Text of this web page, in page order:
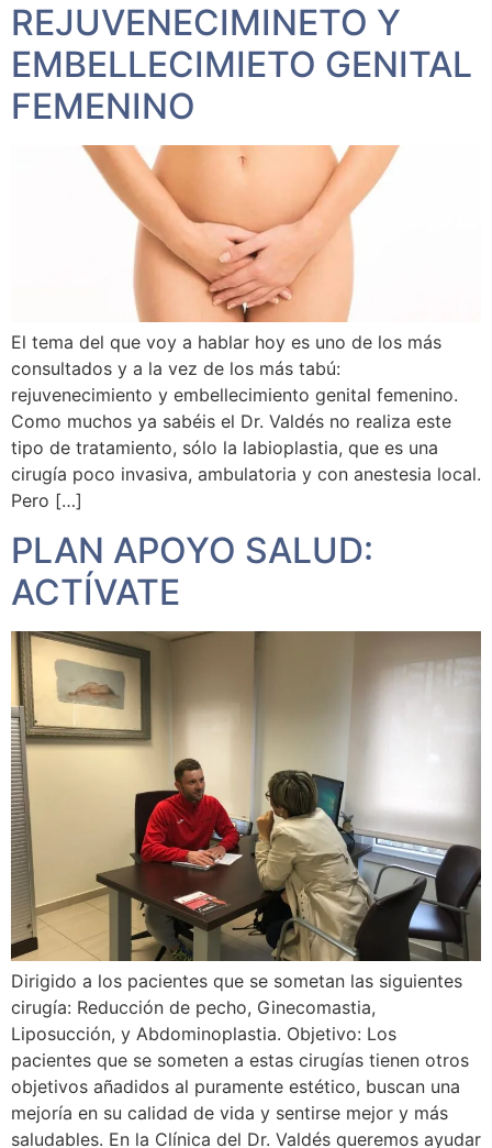
REJUVENECIMINETO Y
EMBELLECIMIETO GENITAL
FEMENINO
El tema del que voy a hablar hoy es uno de los más
consultados y a la vez de los más tabú:
rejuvenecimiento y embellecimiento genital femenino.
Como muchos ya sabéis el Dr. Valdés no realiza este
tipo de tratamiento, sólo la labioplastia, que es una
cirugía poco invasiva, ambulatoria y con anestesia local.
Pero […]
PLAN APOYO SALUD:
ACTÍVATE
Dirigido a los pacientes que se sometan las siguientes
cirugía: Reducción de pecho, Ginecomastia,
Liposucción, y Abdominoplastia. Objetivo: Los
pacientes que se someten a estas cirugías tienen otros
objetivos añadidos al puramente estético, buscan una
mejoría en su calidad de vida y sentirse mejor y más
saludables. En la Clínica del Dr. Valdés queremos ayudar